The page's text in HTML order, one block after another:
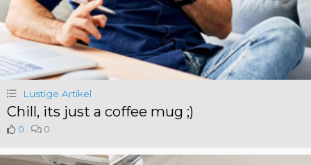
Lustige Artikel
Chill, its just a coffee mug ;)
0 0